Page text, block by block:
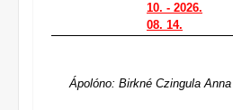
10. - 2026.
08. 14.
Ápolóno: Birkné Czingula Anna